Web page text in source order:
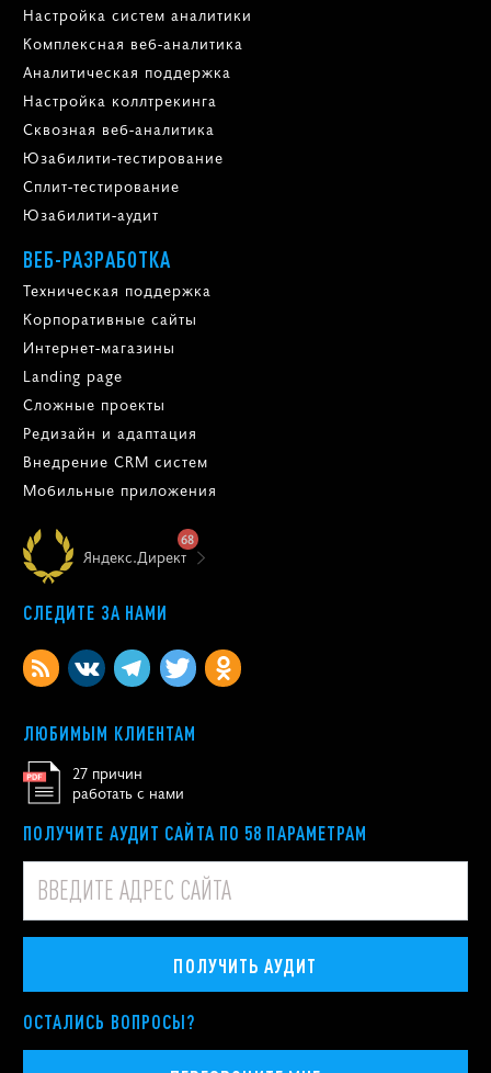
Настройка систем аналитики
Комплексная веб-аналитика
Аналитическая поддержка
Настройка коллтрекинга
Сквозная веб-аналитика
Юзабилити-тестирование
Сплит-тестирование
Юзабилити-аудит
ВЕБ-РАЗРАБОТКА
Техническая поддержка
Корпоративные сайты
Интернет-магазины
Landing page
Сложные проекты
Редизайн и адаптация
Внедрение CRM систем
Мобильные приложения
Яндекс.Директ
68
СЛЕДИТЕ ЗА НАМИ
ЛЮБИМЫМ КЛИЕНТАМ
27 причин
работать с нами
ПОЛУЧИТЕ АУДИТ САЙТА ПО 58 ПАРАМЕТРАМ
ПОЛУЧИТЬ АУДИТ
ОСТАЛИСЬ ВОПРОСЫ?